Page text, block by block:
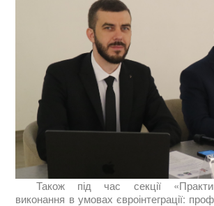
Також під час секції
виконання в умовах євроінтеграції: